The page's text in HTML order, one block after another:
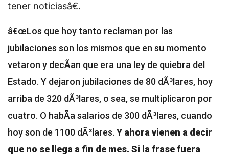
tener noticiasâ€.
â€œLos que hoy tanto reclaman por las
jubilaciones son los mismos que en su momento
vetaron y decÃ­an que era una ley de quiebra del
Estado. Y dejaron jubilaciones de 80 dÃ³lares, hoy
arriba de 320 dÃ³lares, o sea, se multiplicaron por
cuatro. O habÃ­a salarios de 300 dÃ³lares, cuando
hoy son de 1100 dÃ³lares. Y ahora vienen a decir
que no se llega a fin de mes. Si la frase fuera